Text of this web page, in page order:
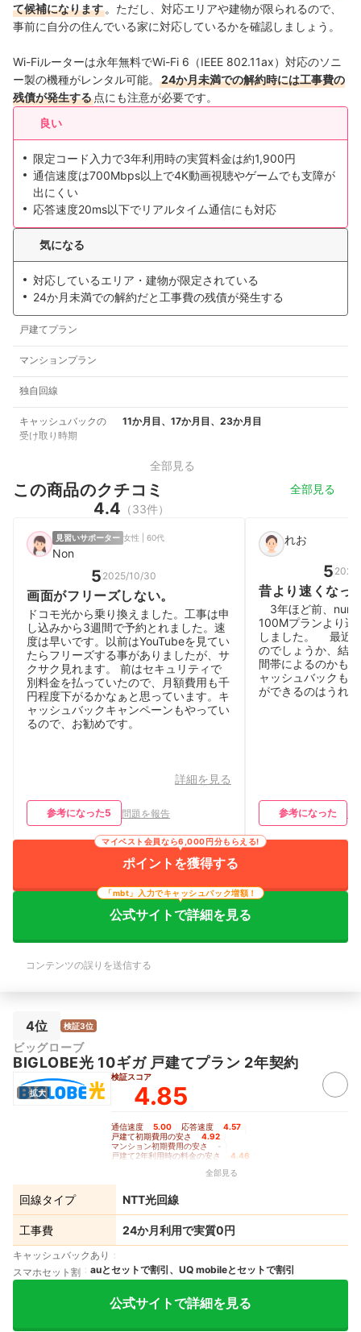
て候補になります 。ただし、対応エリアや建物が限られるので、
事前に自分の住んでいる家に対応しているかを確認しましょう。
Wi-Fiルーターは永年無料でWi-Fi 6（IEEE 802.11ax）対応のソニ
ー製の機種がレンタル可能。
24か月未満での解約時には工事費の
残債が発生する 点にも注意が必要です。
良い
限定コード入力で3年利用時の実質料金は約1,900円
通信速度は700Mbps以上で4K動画視聴やゲームでも支障が
出にくい
応答速度20ms以下でリアルタイム通信にも対応
気になる
対応しているエリア・建物が限定されている
24か月未満での解約だと工事費の残債が発生する
戸建てプラン
マンションプラン
独自回線
キャッシュバックの
受け取り時期
11か月目、17か月目、23か月目
全部見る
この商品のクチコミ 全部見る
4.4 （33件）
見習いサポーター 女性 | 60代
Non
5 2025/10/30
画面がフリーズしない。
ドコモ光から乗り換えました。工事は申
し込みから3週間で予約とれました。速
度は早いです。以前はYouTubeを見てい
たらフリーズする事がありましたが、サ
クサク見れます。 前はセキュリティで
別料金を払っていたので、月額費用も千
円程度下がるかなぁと思っています。キ
ャッシュバックキャンペーンもやってい
るので、お勧めです。
詳細を見る
参考になった5 問題を報告
れお
5
昔より速くなっ
3年ほど前、nuro
100Mプランより遅
しました。 最近
のでしょうか、結
間帯によるのかも
ャッシュバックも
ができるのはうれ
参考になった
ポイントを獲得する
マイベスト会員なら6,000円分もらえる!
公式サイトで詳細を見る
「mbt」入力でキャッシュバック増額！
コンテンツの誤りを送信する
4位 検証3位
ビッグローブ
BIGLOBE光 10ギガ 戸建てプラン 2年契約
拡大
検証スコア
4.85
通信速度 5.00 応答速度 4.57
戸建て初期費用の安さ 4.92
マンション初期費用の安さ -
戸建て2年利用時の料金の安さ 4.46
戸建て5年利用時の料金の安さ 4.20
マンション2年利用時の料金の安さ
マンション3年利用時の料金の安さ
マンション5年利用時の料金の安さ
Wi-Fiルーターレンタルの充実度 4.53
全部見る
回線タイプ NTT光回線
工事費 24か月利用で実質0円
キャッシュバックあり
スマホセット割
auとセットで割引、UQ mobileとセットで割引
公式サイトで詳細を見る